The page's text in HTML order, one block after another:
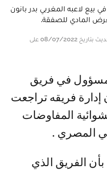
بيع لاعبه المغربي بدر بانون
المادي للصفقة.
في 08/07/2022 على الساعة 19:26, تحديث بتاريخ 08/07/2022 على
فريقه تراجعت
المفاوضات
المصري .
الفريق الذي